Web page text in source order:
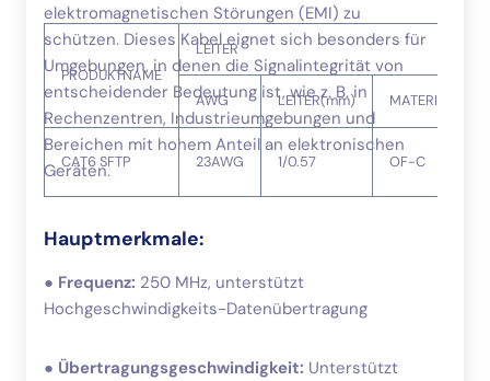
elektromagnetischen Störungen (EMI) zu
schützen. Dieses Kabel eignet sich besonders für
Umgebungen, in denen die Signalintegrität von
entscheidender Bedeutung ist, wie z. B. in
Rechenzentren, Industrieumgebungen und
Bereichen mit hohem Anteil an elektronischen
Geräten.
PRODUKTNAME
LEITER
AWG
LEITER(mm) MATERIAL
CAT6 SFTP 23AWG 1/0.57 OF-C
Hauptmerkmale:
● Frequenz: 250 MHz, unterstützt
Hochgeschwindigkeits-Datenübertragung
● Übertragungsgeschwindigkeit: Unterstützt